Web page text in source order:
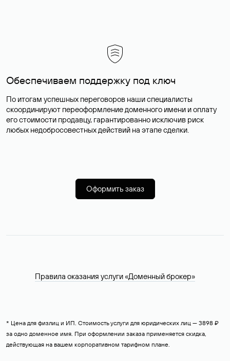
Обеспечиваем поддержку под ключ
По итогам успешных переговоров наши специалисты
скоординируют переоформление доменного имени и оплату
его стоимости продавцу, гарантированно исключив риск
любых недобросовестных действий на этапе сделки.
Оформить заказ
Правила оказания услуги «Доменный брокер»
* Цена для физлиц и ИП. Стоимость услуги для юридических лиц — 3898 ₽
за одно доменное имя. При оформлении заказа применяется скидка,
действующая на вашем корпоративном тарифном плане.